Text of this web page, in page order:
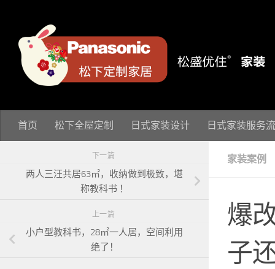
首页 松下全屋定制 日式家装设计 日式家装服务
家装案例
爆
子
下一篇
两人三汪共居63㎡，收纳做到极致，堪
称教科书 ！
上一篇
小户型教科书，28㎡一人居，空间利用
绝了！